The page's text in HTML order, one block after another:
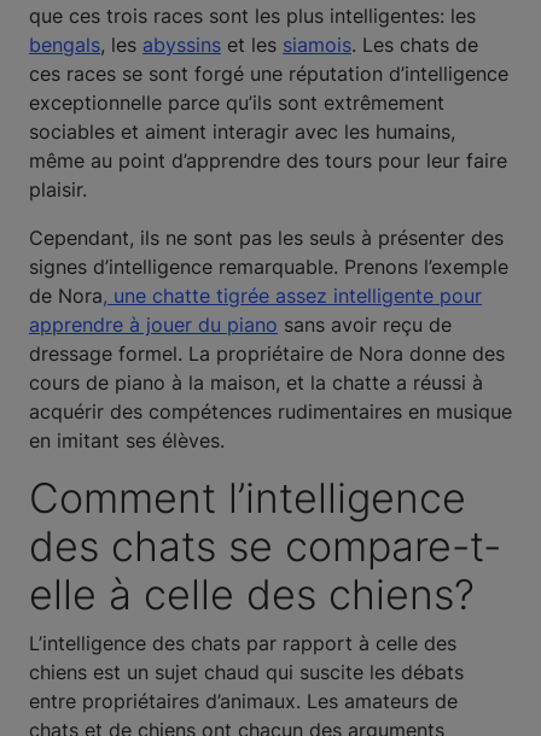
que ces trois races sont les plus intelligentes: les
bengals, les abyssins et les siamois. Les chats de
ces races se sont forgé une réputation d’intelligence
exceptionnelle parce qu’ils sont extrêmement
sociables et aiment interagir avec les humains,
même au point d’apprendre des tours pour leur faire
plaisir.
Cependant, ils ne sont pas les seuls à présenter des
signes d’intelligence remarquable. Prenons l’exemple
de Nora, une chatte tigrée assez intelligente pour
apprendre à jouer du piano sans avoir reçu de
dressage formel. La propriétaire de Nora donne des
cours de piano à la maison, et la chatte a réussi à
acquérir des compétences rudimentaires en musique
en imitant ses élèves.
Comment l’intelligence
des chats se compare-t-
elle à celle des chiens?
L’intelligence des chats par rapport à celle des
chiens est un sujet chaud qui suscite les débats
entre propriétaires d’animaux. Les amateurs de
chats et de chiens ont chacun des arguments